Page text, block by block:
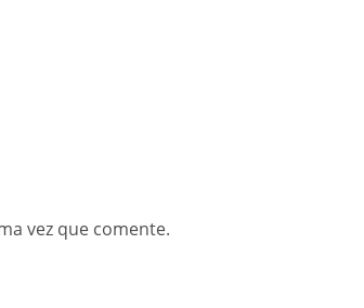
vez que comente.